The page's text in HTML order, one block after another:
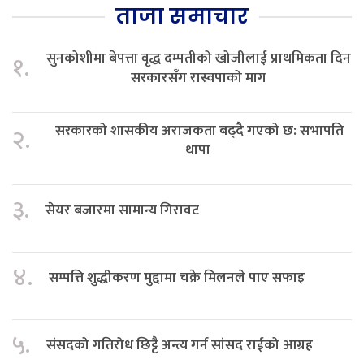
ताजा समाचार
१.
सुनकोशीमा बेपत्ता वृद्ध दम्पतीको खोजीलाई प्राथमिकता दिन
सरकारसँग रास्वपाको माग
२.
सरकारको शासकीय अराजकता बढ्दै गएको छ: सभापति
थापा
३. सेयर बजारमा सामान्य गिरावट
४. सम्पत्ति शुद्धीकरण मुद्दामा चक्रे मिलनले पाए सफाइ
५. संसदको गतिरोध छिट्टै अन्त्य गर्न सांसद राईको आग्रह